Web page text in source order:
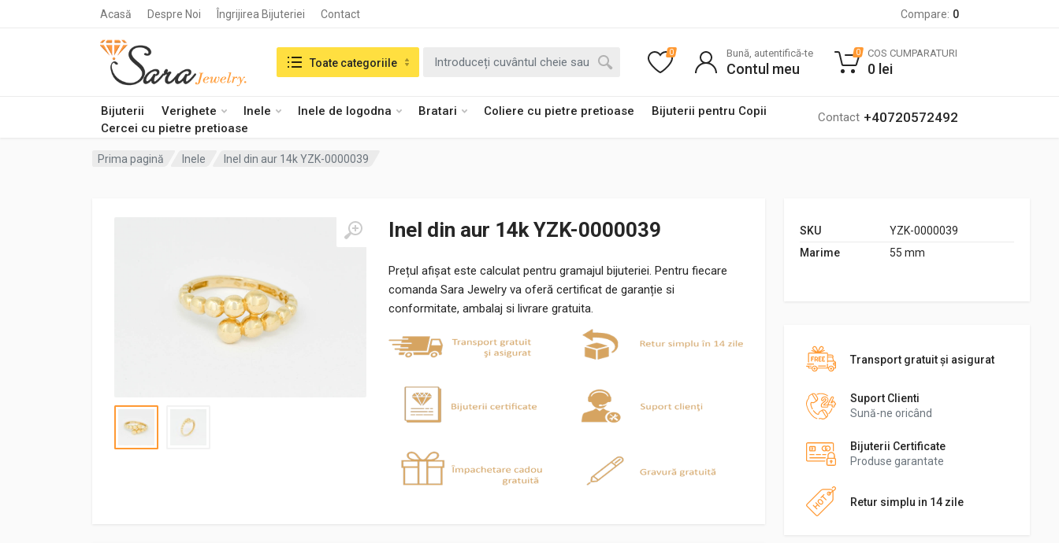
Acasă Despre Noi Îngrijirea Bijuteriei Contact Compare: 0
Bijuterii Verighete Inele Inele de logodna Bratari Coliere cu pietre pretioase
Bijuterii pentru Copii
Cercei cu pietre pretioase
Contact +40720572492
Search in:Toate categoriile
0 Bună, autentifică-te
Contul meu
0 COS CUMPARATURI
0 lei
Prima pagină Inele Inel din aur 14k YZK-0000039
Inel din aur 14k YZK-0000039
Prețul afișat este calculat pentru gramajul bijuteriei. Pentru fiecare
comanda Sara Jewelry va oferă certificat de garanție si
conformitate, ambalaj si livrare gratuita.
SKU
YZK-0000039
Marime
55 mm
Transport gratuit şi asigurat
Suport Clienti
Sună-ne oricând
Bijuterii Certificate
Produse garantate
Retur simplu in 14 zile